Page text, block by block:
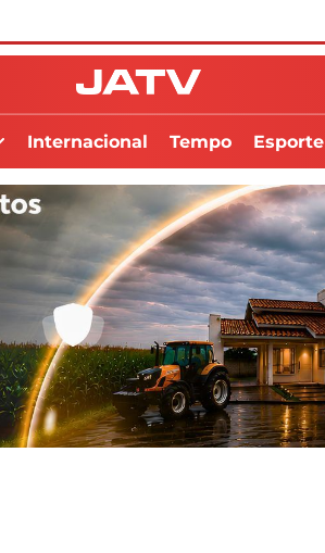
Internacional Tempo Esporte